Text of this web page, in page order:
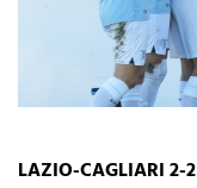
LAZIO-CAGLIARI 2-2